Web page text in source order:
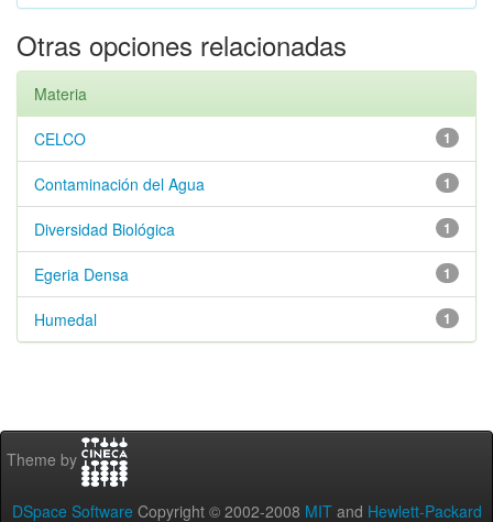
Otras opciones relacionadas
Materia
1
CELCO
1
Contaminación del Agua
1
Diversidad Biológica
1
Egeria Densa
1
Humedal
Theme by
DSpace Software Copyright © 2002-2008 MIT and Hewlett-Packard